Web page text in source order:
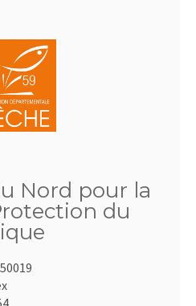
Nord pour la
du